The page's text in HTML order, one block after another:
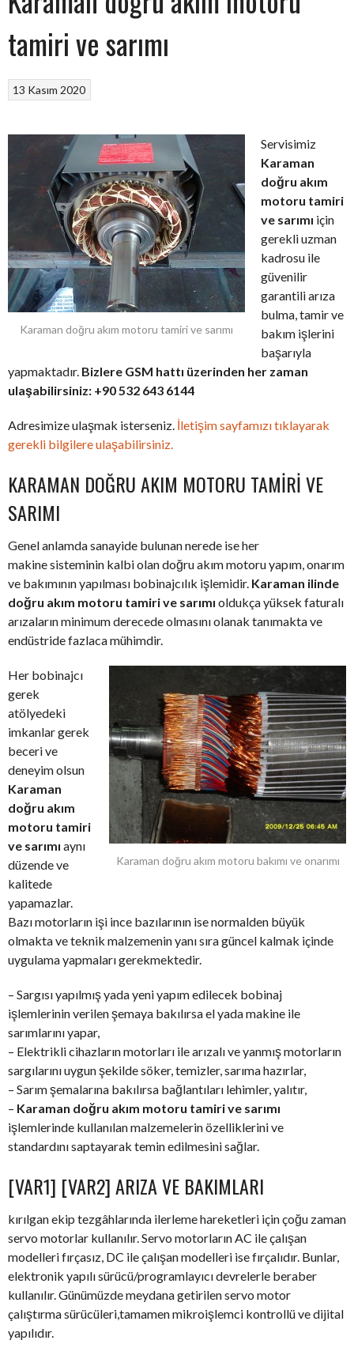
tamiri ve sarımı
13 Kasım 2020
Karaman doğru akım motoru tamiri ve sarımı
Servisimiz
Karaman
doğru akım
motoru tamiri
ve sarımı için
gerekli uzman
kadrosu ile
güvenilir
garantili arıza
bulma, tamir ve
bakım işlerini
başarıyla
yapmaktadır. Bizlere GSM hattı üzerinden her zaman
ulaşabilirsiniz: +90 532 643 6144
Adresimize ulaşmak isterseniz. İletişim sayfamızı tıklayarak
gerekli bilgilere ulaşabilirsiniz.
KARAMAN DOĞRU AKIM MOTORU TAMIRI VE
SARIMI
Genel anlamda sanayide bulunan nerede ise her
makine sisteminin kalbi olan doğru akım motoru yapım, onarım
ve bakımının yapılması bobinajcılık işlemidir. Karaman ilinde
doğru akım motoru tamiri ve sarımı oldukça yüksek faturalı
arızaların minimum derecede olmasını olanak tanımakta ve
endüstride fazlaca mühimdir.
Karaman doğru akım motoru bakımı ve onarımı
Her bobinajcı
gerek
atölyedeki
imkanlar gerek
beceri ve
deneyim olsun
Karaman
doğru akım
motoru tamiri
ve sarımı aynı
düzende ve
kalitede
yapamazlar.
Bazı motorların işi ince bazılarının ise normalden büyük
olmakta ve teknik malzemenin yanı sıra güncel kalmak içinde
uygulama yapmaları gerekmektedir.
– Sargısı yapılmış yada yeni yapım edilecek bobinaj
işlemlerinin verilen şemaya bakılırsa el yada makine ile
sarımlarını yapar,
– Elektrikli cihazların motorları ile arızalı ve yanmış motorların
sargılarını uygun şekilde söker, temizler, sarıma hazırlar,
– Sarım şemalarına bakılırsa bağlantıları lehimler, yalıtır,
– Karaman doğru akım motoru tamiri ve sarımı
işlemlerinde kullanılan malzemelerin özelliklerini ve
standardını saptayarak temin edilmesini sağlar.
[VAR1] [VAR2] ARIZA VE BAKIMLARI
kırılgan ekip tezgâhlarında ilerleme hareketleri için çoğu zaman
servo motorlar kullanılır. Servo motorların AC ile çalışan
modelleri fırçasız, DC ile çalışan modelleri ise fırçalıdır. Bunlar,
elektronik yapılı sürücü/programlayıcı devrelerle beraber
kullanılır. Günümüzde meydana getirilen servo motor
çalıştırma sürücüleri,tamamen mikroişlemci kontrollü ve dijital
yapılıdır.